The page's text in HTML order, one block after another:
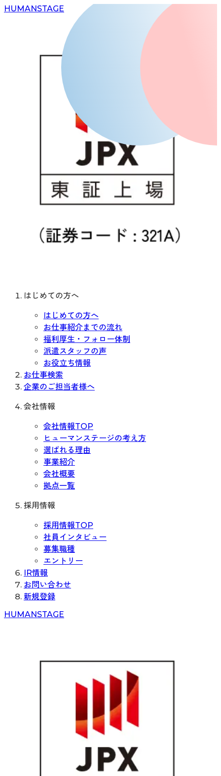
HUMANSTAGE
はじめての方へ
はじめての方へ
お仕事紹介までの流れ
福利厚生・フォロー体制
派遣スタッフの声
お役立ち情報
お仕事検索
企業のご担当者様へ
会社情報
会社情報TOP
ヒューマンステージの考え方
選ばれる理由
事業紹介
会社概要
拠点一覧
採用情報
採用情報TOP
社員インタビュー
募集職種
エントリー
IR情報
お問い合わせ
新規登録
HUMANSTAGE